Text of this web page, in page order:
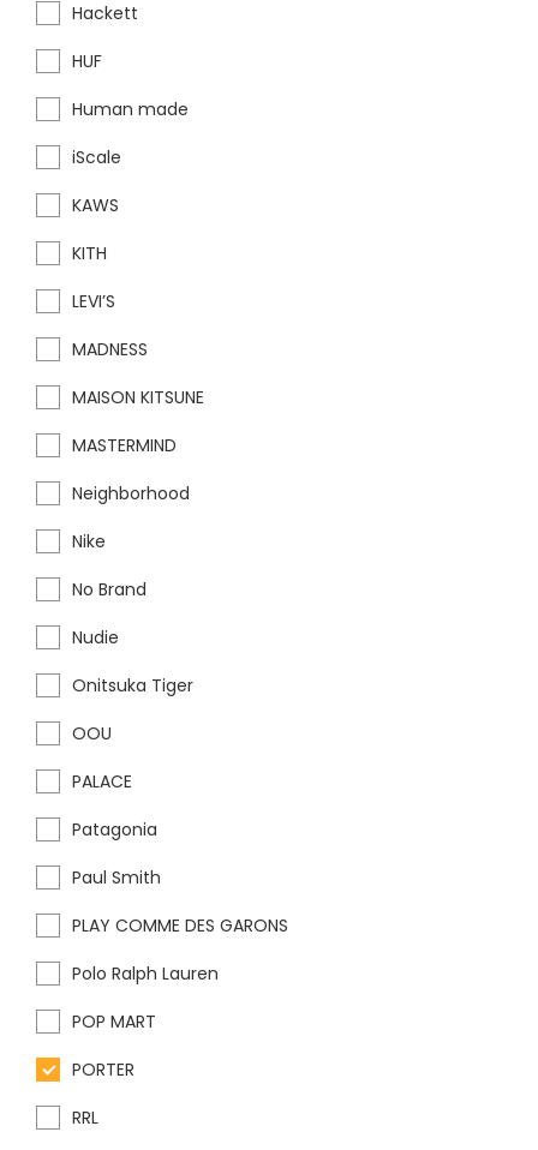
Hackett
HUF
Human made
iScale
KAWS
KITH
LEVI’S
MADNESS
MAISON KITSUNE
MASTERMIND
Neighborhood
Nike
No Brand
Nudie
Onitsuka Tiger
OOU
PALACE
Patagonia
Paul Smith
PLAY COMME DES GARONS
Polo Ralph Lauren
POP MART
PORTER
RRL